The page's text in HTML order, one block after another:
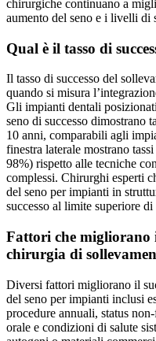
chirurgiche continuano a
aumento del seno e i livelli di
Qual è il tasso di
Il tasso di successo del
quando si misura
Gli impianti dentali
seno di successo dimostrano
10 anni, comparabili agli
finestra laterale mostrano
98%) rispetto alle tecniche
complessi. Chirurghi esperti
del seno per impianti in
successo al limite superiore
Fattori che migliorano
chirurgia di
Diversi fattori migliorano il
del seno per impianti inclusi
procedure annuali, status
orale e condizioni di salute